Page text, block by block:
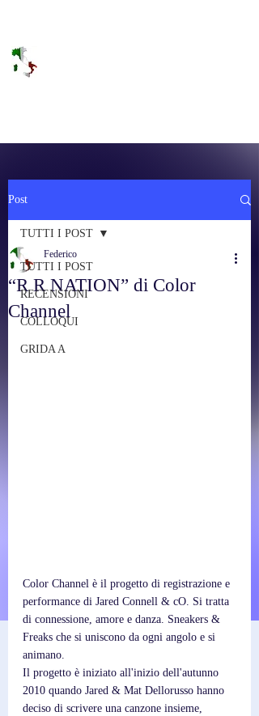
Post
TUTTI I POST
RECENSIONI
COLLOQUI
GRIDA A
TUTTI I POST
“R R NATION” di Color
Channel
Federico
Color Channel è il progetto di registrazione e
performance di Jared Connell & cO. Si tratta
di connessione, amore e danza. Sneakers &
Freaks che si uniscono da ogni angolo e si
animano.
Il progetto è iniziato all'inizio dell'autunno
2010 quando Jared & Mat Dellorusso hanno
deciso di scrivere una canzone insieme,